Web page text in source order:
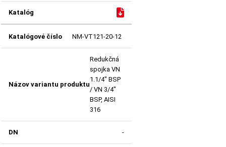
NM-VT121-20-12
Redukčná
spojka VN
1.1/4" BSP
/ VN 3/4"
BSP, AISI
316
-